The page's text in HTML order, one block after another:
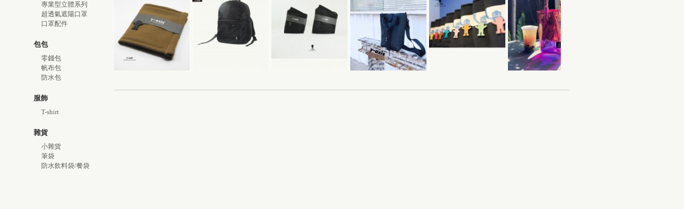
專業型立體系列
超透氣遮陽口罩
口罩配件
包包
零錢包
帆布包
防水包
服飾
T-shirt
雜貨
小雜貨
筆袋
防水飲料袋/餐袋